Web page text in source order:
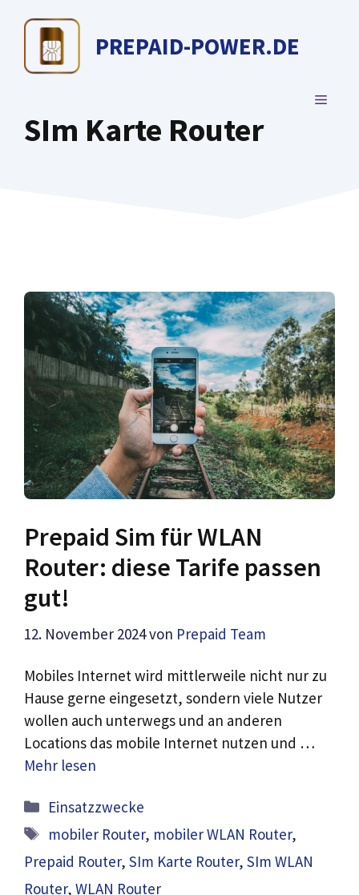
Inhalt
springen
PREPAID-POWER.DE
MENÜ
SIm Karte Router
Prepaid Sim für WLAN
Router: diese Tarife passen
gut!
12. November 2024von Prepaid Team
Mobiles Internet wird mittlerweile nicht nur zu
Hause gerne eingesetzt, sondern viele Nutzer
wollen auch unterwegs und an anderen
Locations das mobile Internet nutzen und …
Mehr lesen
Kategorien
Einsatzzwecke
Schlagwörter
mobiler Router, mobiler WLAN Router,
Prepaid Router, SIm Karte Router, SIm WLAN
Router, WLAN Router